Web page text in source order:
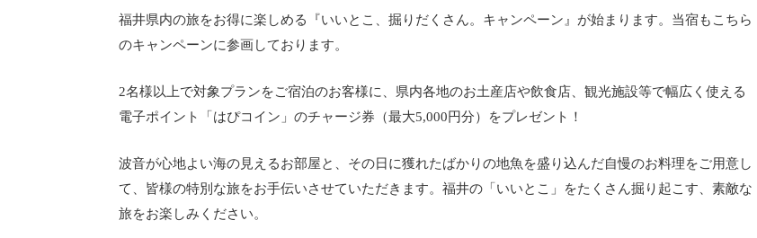
福井県内の旅をお得に楽しめる『いいとこ、掘りだくさん。キャンペーン』が始まります。当宿もこちら
のキャンペーンに参画しております。
2名様以上で対象プランをご宿泊のお客様に、県内各地のお土産店や飲食店、観光施設等で幅広く使える
電子ポイント「はぴコイン」のチャージ券（最大5,000円分）をプレゼント！
波音が心地よい海の見えるお部屋と、その日に獲れたばかりの地魚を盛り込んだ自慢のお料理をご用意し
て、皆様の特別な旅をお手伝いさせていただきます。福井の「いいとこ」をたくさん掘り起こす、素敵な
旅をお楽しみください。